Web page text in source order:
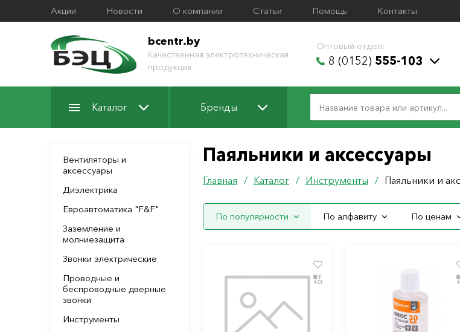
Акции Новости О компании Статьи Помощь Контакты
bcentr.by
Качественная электротехническая
продукция
Оптовый отдел:
8 (0152) 555-103
Каталог Бренды
Вентиляторы и
аксессуары
Диэлектрика
Евроавтоматика "F&F"
Заземление и
молниезащита
Звонки электрические
Проводные и
беспроводные дверные
звонки
Инструменты
Паяльники и аксессуары
Главная / Каталог / Инструменты / Паяльники и
По популярности По алфавиту По ценам